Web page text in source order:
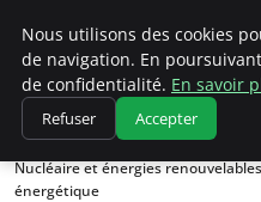
Climatedebtagents
Accueil
Énergies Renouvelables
Nucléaire et énergies
énergétique
Nous utilisons des cookies
de navigation. En
de confidentialité. En savoir
Refuser Accepter